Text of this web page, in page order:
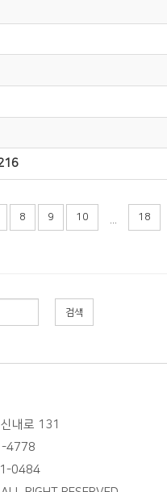
8 9 10 18
검색
신내로 131
4778
0484